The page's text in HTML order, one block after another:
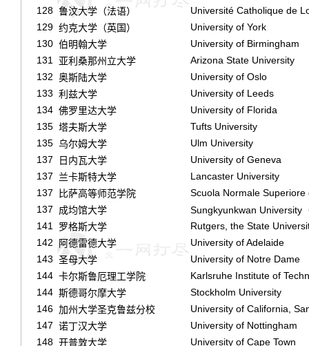
128 鲁汶大学（法语）
Université Catholique de
129 约克大学（英国）
University of York
130 伯明翰大学
University of Birmingham
131
亚利桑那州立大学
Arizona State University
132 奥斯陆大学
University of Oslo
133 利兹大学
University of Leeds
134 佛罗里达大学
University of Florida
135 塔夫斯大学
Tufts University
135 乌尔姆大学
Ulm University
137
日内瓦大学
University of Geneva
137
兰卡斯特大学
Lancaster University
137
比萨高等师范学院
Scuola Normale Superiore
137
成均馆大学
Sungkyunkwan University
141
罗格斯大学
Rutgers, the State
142
阿德雷德大学
University of Adelaide
143 圣母大学
University of Notre Dame
144 卡尔斯鲁厄理工学院
Karlsruhe Institute of
144 斯德哥尔摩大学
Stockholm University
146 加州大学圣克鲁兹分校
University of California,
147 诺丁汉大学
University of Nottingham
148 开普敦大学
University of Cape Town